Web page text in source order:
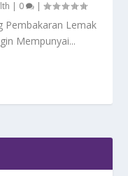
| 0 |
Pembakaran Lemak
Mempunyai...